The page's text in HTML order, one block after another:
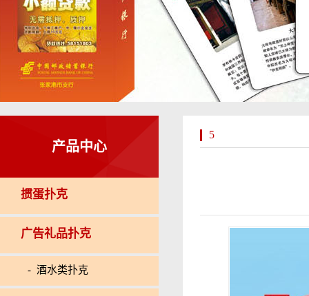
产品中心
掼蛋扑克
广告礼品扑克
- 酒水类扑克
5